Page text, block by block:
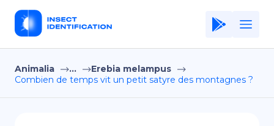
Home
Application
Animalia ...
Erebia melampus
Combien de temps vit un petit satyre des montagnes ?